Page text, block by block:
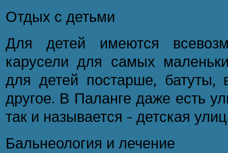
Отдых с детьми
Для детей имеются
карусели для самых
для детей постарше, батуты,
другое. В Паланге даже есть
так и называется - детская
Бальнеология и лечение